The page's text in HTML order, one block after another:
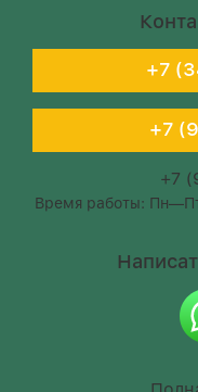
+7
+7
+7
Время работы: